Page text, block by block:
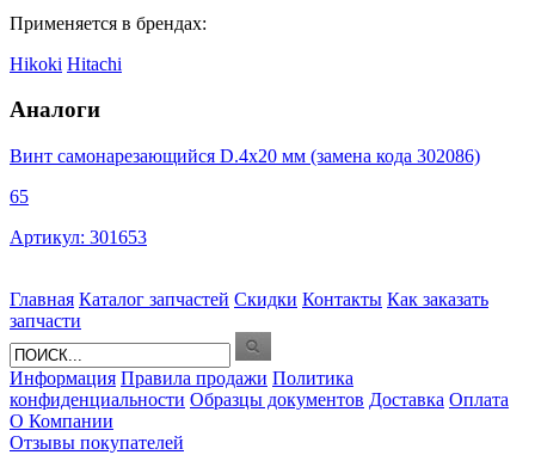
Применяется в брендах:
Hikoki Hitachi
Аналоги
Винт самонарезающийся D.4х20 мм (замена кода 302086)
65
Артикул: 301653
Главная Каталог запчастей Скидки Контакты Как заказать
запчасти
Информация Правила продажи Политика
конфиденциальности Образцы документов Доставка Оплата
О Компании
Отзывы покупателей